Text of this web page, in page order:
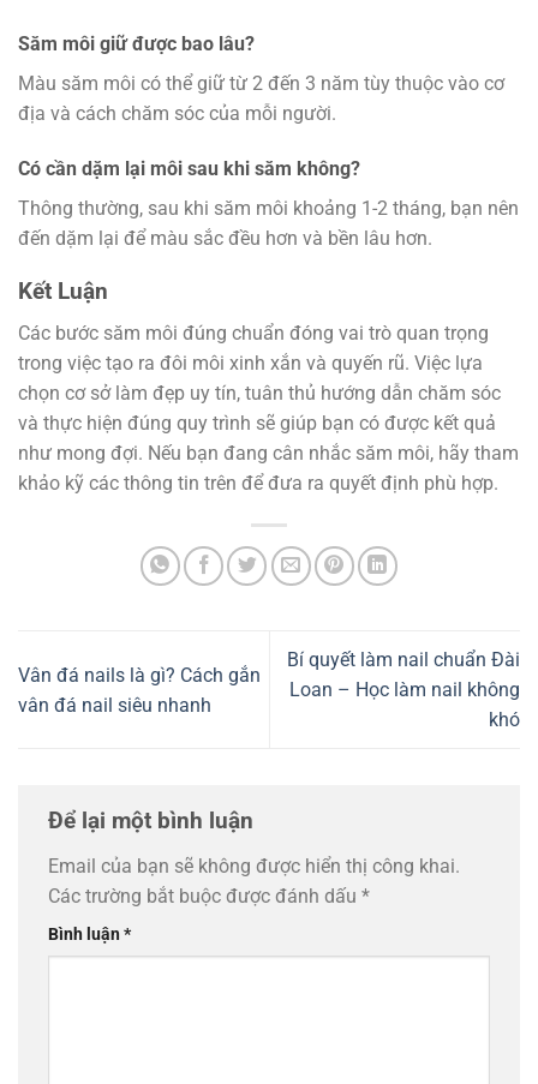
Săm môi giữ được bao lâu?
Màu săm môi có thể giữ từ 2 đến 3 năm tùy thuộc vào cơ
địa và cách chăm sóc của mỗi người.
Có cần dặm lại môi sau khi săm không?
Thông thường, sau khi săm môi khoảng 1-2 tháng, bạn nên
đến dặm lại để màu sắc đều hơn và bền lâu hơn.
Kết Luận
Các bước săm môi đúng chuẩn đóng vai trò quan trọng
trong việc tạo ra đôi môi xinh xắn và quyến rũ. Việc lựa
chọn cơ sở làm đẹp uy tín, tuân thủ hướng dẫn chăm sóc
và thực hiện đúng quy trình sẽ giúp bạn có được kết quả
như mong đợi. Nếu bạn đang cân nhắc săm môi, hãy tham
khảo kỹ các thông tin trên để đưa ra quyết định phù hợp.
Vân đá nails là gì? Cách gắn
vân đá nail siêu nhanh
Bí quyết làm nail chuẩn Đài
Loan – Học làm nail không
khó
Để lại một bình luận
Email của bạn sẽ không được hiển thị công khai.
Các trường bắt buộc được đánh dấu *
Bình luận*